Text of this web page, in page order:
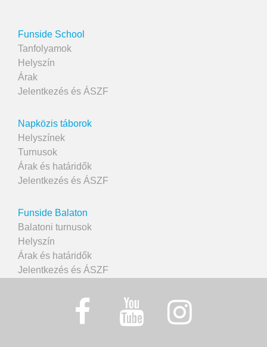
Funside School
Tanfolyamok
Helyszín
Árak
Jelentkezés és ÁSZF
Napközis táborok
Helyszínek
Turnusok
Árak és határidők
Jelentkezés és ÁSZF
Funside Balaton
Balatoni turnusok
Helyszín
Árak és határidők
Jelentkezés és ÁSZF